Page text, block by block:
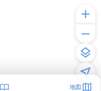
地図